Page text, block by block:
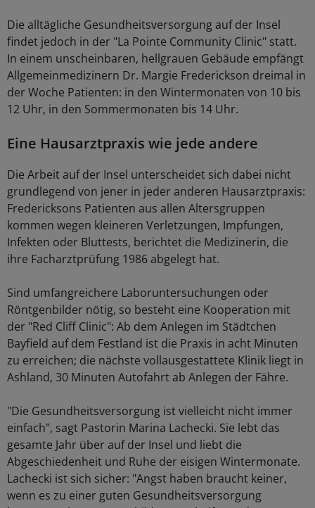
Die alltägliche Gesundheitsversorgung auf der Insel
findet jedoch in der "La Pointe Community Clinic" statt.
In einem unscheinbaren, hellgrauen Gebäude empfängt
Allgemeinmedizinern Dr. Margie Frederickson dreimal in
der Woche Patienten: in den Wintermonaten von 10 bis
12 Uhr, in den Sommermonaten bis 14 Uhr.
Eine Hausarztpraxis wie jede andere
Die Arbeit auf der Insel unterscheidet sich dabei nicht
grundlegend von jener in jeder anderen Hausarztpraxis:
Fredericksons Patienten aus allen Altersgruppen
kommen wegen kleineren Verletzungen, Impfungen,
Infekten oder Bluttests, berichtet die Medizinerin, die
ihre Facharztprüfung 1986 abgelegt hat.
Sind umfangreichere Laboruntersuchungen oder
Röntgenbilder nötig, so besteht eine Kooperation mit
der "Red Cliff Clinic": Ab dem Anlegen im Städtchen
Bayfield auf dem Festland ist die Praxis in acht Minuten
zu erreichen; die nächste vollausgestattete Klinik liegt in
Ashland, 30 Minuten Autofahrt ab Anlegen der Fähre.
"Die Gesundheitsversorgung ist vielleicht nicht immer
einfach", sagt Pastorin Marina Lachecki. Sie lebt das
gesamte Jahr über auf der Insel und liebt die
Abgeschiedenheit und Ruhe der eisigen Wintermonate.
Lachecki ist sich sicher: "Angst haben braucht keiner,
wenn es zu einer guten Gesundheitsversorgung